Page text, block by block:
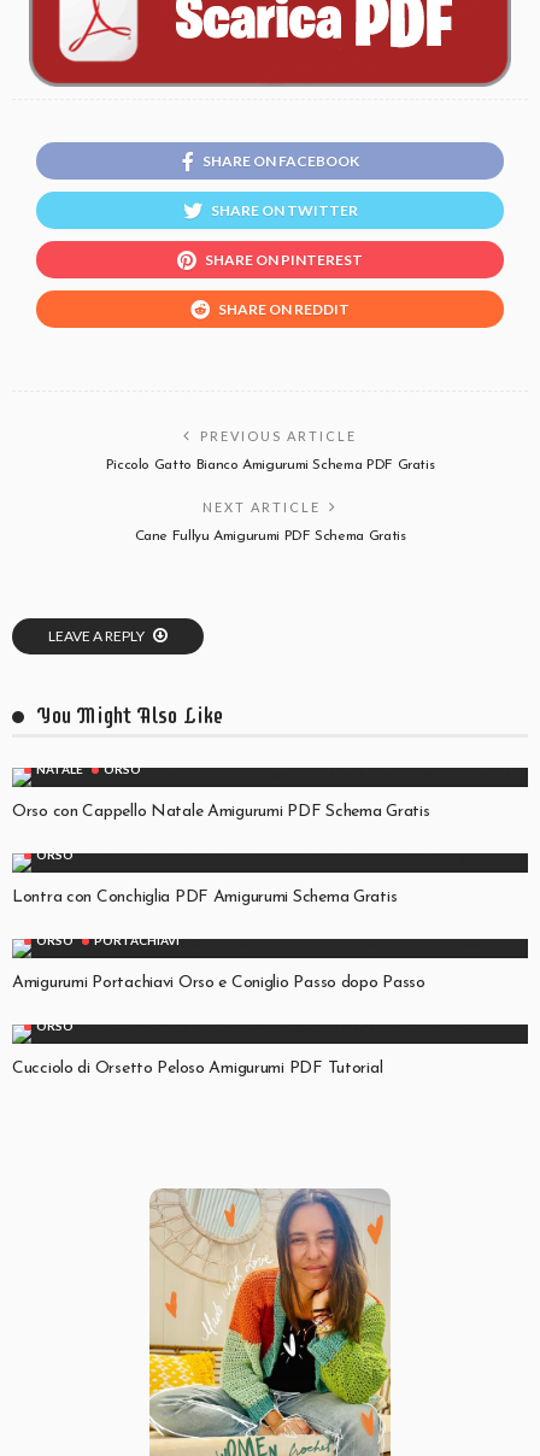
SHARE ON FACEBOOK
SHARE ON TWITTER
SHARE ON PINTEREST
SHARE ON REDDIT
PREVIOUS ARTICLE
Piccolo Gatto Bianco Amigurumi Schema PDF Gratis
NEXT ARTICLE
Cane Fullyu Amigurumi PDF Schema Gratis
LEAVE A REPLY
You Might Also Like
NATALE ORSO
Orso con Cappello Natale Amigurumi PDF Schema Gratis
ORSO
Lontra con Conchiglia PDF Amigurumi Schema Gratis
ORSO PORTACHIAVI
Amigurumi Portachiavi Orso e Coniglio Passo dopo Passo
ORSO
Cucciolo di Orsetto Peloso Amigurumi PDF Tutorial